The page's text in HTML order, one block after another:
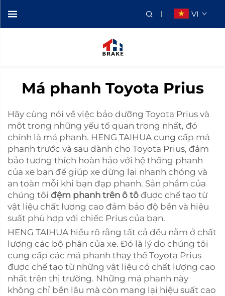
VI
Má phanh Toyota Prius
Hãy cùng nói về việc bảo dưỡng Toyota Prius và
một trong những yếu tố quan trọng nhất, đó
chính là má phanh. HENG TAIHUA cung cấp má
phanh trước và sau dành cho Toyota Prius, đảm
bảo tương thích hoàn hảo với hệ thống phanh
của xe bạn để giúp xe dừng lại nhanh chóng và
an toàn mỗi khi bạn đạp phanh. Sản phẩm của
chúng tôi đệm phanh trên ô tô được chế tạo từ
vật liệu chất lượng cao đảm bảo độ bền và hiệu
suất phù hợp với chiếc Prius của bạn.
HENG TAIHUA hiểu rõ rằng tất cả đều nằm ở chất
lượng các bộ phận của xe. Đó là lý do chúng tôi
cung cấp các má phanh thay thế Toyota Prius
được chế tạo từ những vật liệu có chất lượng cao
nhất trên thị trường. Những má phanh này
không chỉ bền lâu mà còn mang lại hiệu suất cao